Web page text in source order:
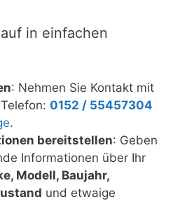
in einfachen
: Nehmen Sie Kontakt mit
0152 / 55457304
.
bereitstellen: Geben
Informationen über Ihr
Modell, Baujahr,
und etwaige